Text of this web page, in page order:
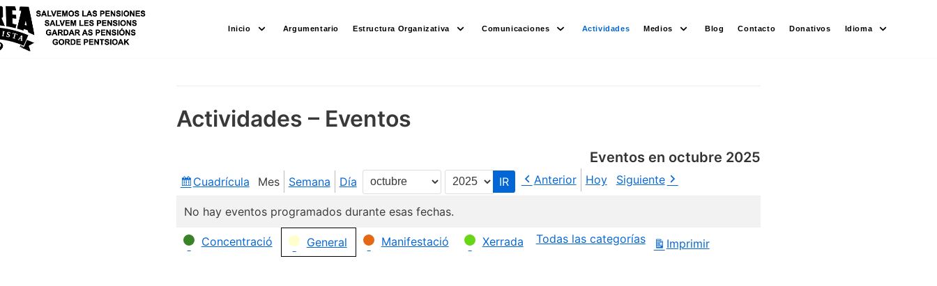
Saltar
al
contenido
Inicio Argumentario Estructura Organizativa Comunicaciones Actividades Medios Blog Contacto Donativos Idioma
Actividades – Eventos
Eventos en octubre 2025
Ver
Cuadrícula Mes Semana Día
Mes
Año
Anterior Hoy Siguiente
No hay eventos programados durante esas fechas.
Categorías
Concentració General Manifestació Xerrada Todas las categorías Imprimir